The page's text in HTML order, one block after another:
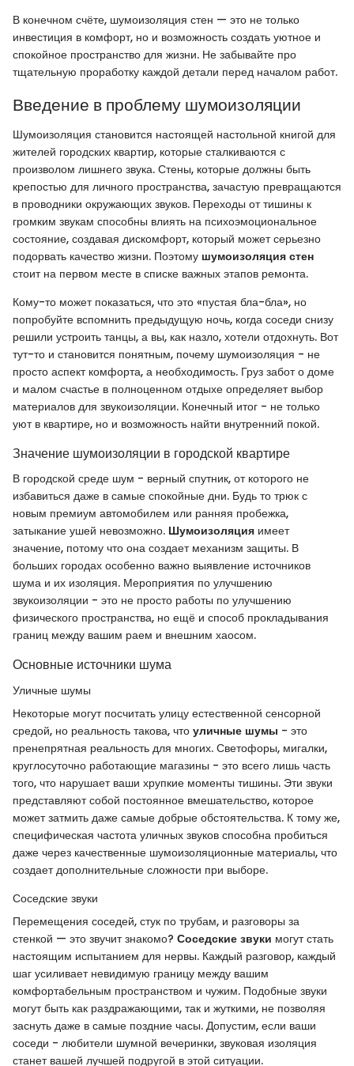
В конечном счёте, шумоизоляция стен — это не только
инвестиция в комфорт, но и возможность создать уютное и
спокойное пространство для жизни. Не забывайте про
тщательную проработку каждой детали перед началом работ.
Введение в проблему шумоизоляции
Шумоизоляция становится настоящей настольной книгой для
жителей городских квартир, которые сталкиваются с
произволом лишнего звука. Стены, которые должны быть
крепостью для личного пространства, зачастую превращаются
в проводники окружающих звуков. Переходы от тишины к
громким звукам способны влиять на психоэмоциональное
состояние, создавая дискомфорт, который может серьезно
подорвать качество жизни. Поэтому шумоизоляция стен
стоит на первом месте в списке важных этапов ремонта.
Кому-то может показаться, что это «пустая бла-бла», но
попробуйте вспомнить предыдущую ночь, когда соседи снизу
решили устроить танцы, а вы, как назло, хотели отдохнуть. Вот
тут-то и становится понятным, почему шумоизоляция - не
просто аспект комфорта, а необходимость. Груз забот о доме
и малом счастье в полноценном отдыхе определяет выбор
материалов для звукоизоляции. Конечный итог - не только
уют в квартире, но и возможность найти внутренний покой.
Значение шумоизоляции в городской квартире
В городской среде шум - верный спутник, от которого не
избавиться даже в самые спокойные дни. Будь то трюк с
новым премиум автомобилем или ранняя пробежка,
затыкание ушей невозможно. Шумоизоляция имеет
значение, потому что она создает механизм защиты. В
больших городах особенно важно выявление источников
шума и их изоляция. Мероприятия по улучшению
звукоизоляции - это не просто работы по улучшению
физического пространства, но ещё и способ прокладывания
границ между вашим раем и внешним хаосом.
Основные источники шума
Уличные шумы
Некоторые могут посчитать улицу естественной сенсорной
средой, но реальность такова, что уличные шумы - это
пренепрятная реальность для многих. Светофоры, мигалки,
круглосуточно работающие магазины - это всего лишь часть
того, что нарушает ваши хрупкие моменты тишины. Эти звуки
представляют собой постоянное вмешательство, которое
может затмить даже самые добрые обстоятельства. К тому же,
специфическая частота уличных звуков способна пробиться
даже через качественные шумоизоляционные материалы, что
создает дополнительные сложности при выборе.
Соседские звуки
Перемещения соседей, стук по трубам, и разговоры за
стенкой — это звучит знакомо? Соседские звуки могут стать
настоящим испытанием для нервы. Каждый разговор, каждый
шаг усиливает невидимую границу между вашим
комфортабельным пространством и чужим. Подобные звуки
могут быть как раздражающими, так и жуткими, не позволяя
заснуть даже в самые поздние часы. Допустим, если ваши
соседи - любители шумной вечеринки, звуковая изоляция
станет вашей лучшей подругой в этой ситуации.